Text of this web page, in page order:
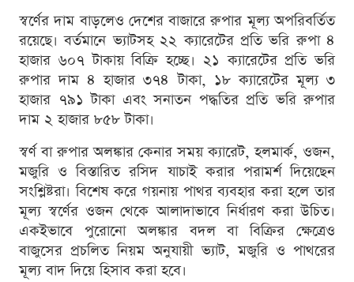
স্বর্ণের দাম বাড়লেও দেশের বাজারে রুপার মূল্য অপরিবর্তিত
রয়েছে। বর্তমানে ভ্যাটসহ ২২ ক্যারেটের প্রতি ভরি রুপা ৪
হাজার ৬০৭ টাকায় বিক্রি হচ্ছে। ২১ ক্যারেটের প্রতি ভরি
রুপার দাম ৪ হাজার ৩৭৪ টাকা, ১৮ ক্যারেটের মূল্য ৩
হাজার ৭৯১ টাকা এবং সনাতন পদ্ধতির প্রতি ভরি রুপার
দাম ২ হাজার ৮৫৮ টাকা।
স্বর্ণ বা রুপার অলঙ্কার কেনার সময় ক্যারেট, হলমার্ক, ওজন,
মজুরি ও বিস্তারিত রসিদ যাচাই করার পরামর্শ দিয়েছেন
সংশ্লিষ্টরা। বিশেষ করে গয়নায় পাথর ব্যবহার করা হলে তার
মূল্য স্বর্ণের ওজন থেকে আলাদাভাবে নির্ধারণ করা উচিত।
একইভাবে পুরোনো অলঙ্কার বদল বা বিক্রির ক্ষেত্রেও
বাজুসের প্রচলিত নিয়ম অনুযায়ী ভ্যাট, মজুরি ও পাথরের
মূল্য বাদ দিয়ে হিসাব করা হবে।